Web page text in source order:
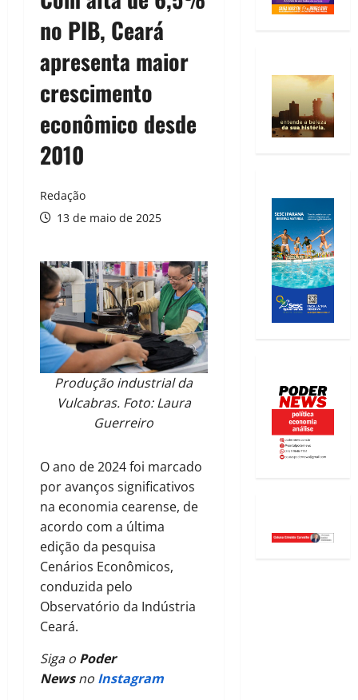
no PIB, Ceará
apresenta maior
crescimento
econômico desde
2010
Redação
13 de maio de 2025
Produção industrial da
Vulcabras. Foto: Laura
Guerreiro
O ano de 2024 foi marcado
por avanços significativos
na economia cearense, de
acordo com a última
edição da pesquisa
Cenários Econômicos,
conduzida pelo
Observatório da Indústria
Ceará.
Siga o Poder
Newsno Instagram